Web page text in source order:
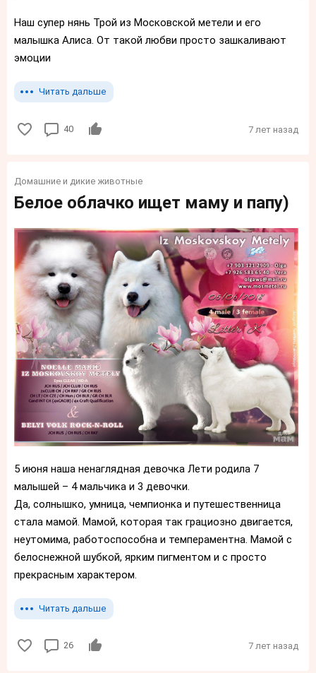
Наш супер нянь Трой из Московской метели и его
малышка Алиса. От такой любви просто зашкаливают
эмоции
Читать дальше
40 7 лет назад
Домашние и дикие животные
Белое облачко ищет маму и папу)
5 июня наша ненаглядная девочка Лети родила 7
малышей – 4 мальчика и 3 девочки.
Да, солнышко, умница, чемпионка и путешественница
стала мамой. Мамой, которая так грациозно двигается,
неутомима, работоспособна и темпераментна. Мамой с
белоснежной шубкой, ярким пигментом и с просто
прекрасным характером.
Читать дальше
26 7 лет назад